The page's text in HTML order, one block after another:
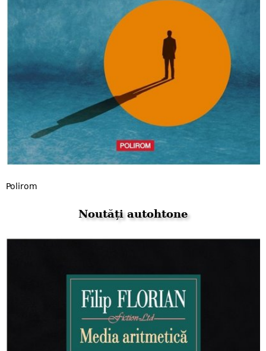
Polirom
Noutăți autohtone